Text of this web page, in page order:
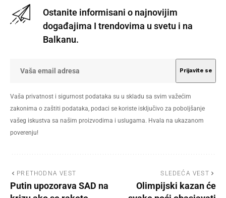
Ostanite informisani o najnovijim
događajima I trendovima u svetu i na
Balkanu.
Vaša privatnost i sigurnost podataka su u skladu sa svim važećim
zakonima o zaštiti podataka, podaci se koriste isključivo za poboljšanje
vašeg iskustva sa našim proizvodima i uslugama. Hvala na ukazanom
poverenju!
PRETHODNA VEST
Putin upozorava SAD na
SLEDEĆA VEST
Olimpijski kazan će